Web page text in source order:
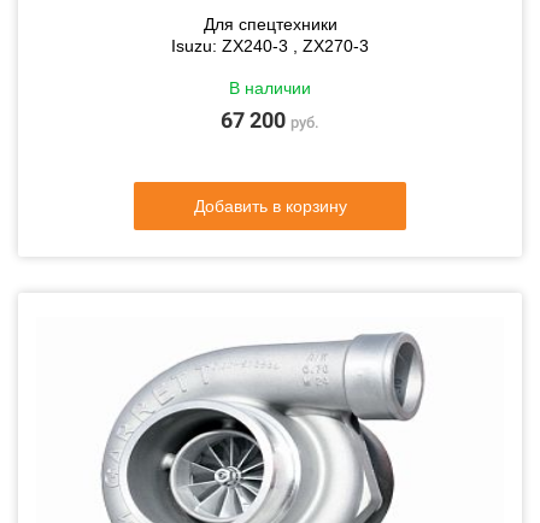
Для спецтехники
Isuzu: ZX240-3 , ZX270-3
В наличии
67 200 руб.
Добавить в корзину